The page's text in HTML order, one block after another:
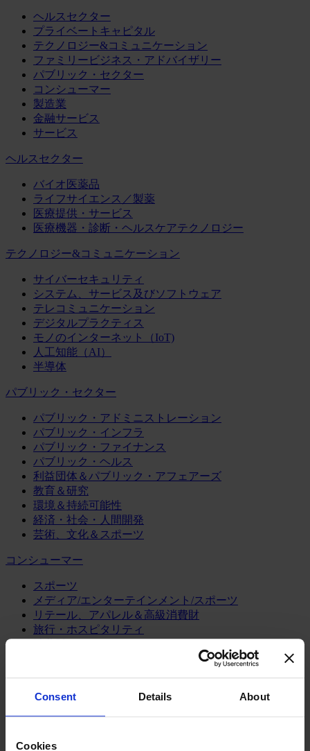
Consent Details About
Cookies
ヘルスセクター
プライベートキャピタル
テクノロジー&コミュニケーション
ファミリービジネス・アドバイザリー
パブリック・セクター
コンシューマー
製造業
金融サービス
サービス
ヘルスセクター
バイオ医薬品
ライフサイエンス／製薬
医療提供・サービス
医療機器・診断・ヘルスケアテクノロジー
テクノロジー&コミュニケーション
サイバーセキュリティ
システム、サービス及びソフトウェア
テレコミュニケーション
デジタルプラクティス
モノのインターネット（IoT)
人工知能（AI）
半導体
パブリック・セクター
パブリック・アドミニストレーション
パブリック・インフラ
パブリック・ファイナンス
パブリック・ヘルス
利益団体＆パブリック・アフェアーズ
教育＆研究
環境＆持続可能性
経済・社会・人間開発
芸術、文化＆スポーツ
コンシューマー
スポーツ
メディア/エンターテインメント/スポーツ
リテール、アパレル＆高級消費財
旅行・ホスピタリティ
エネルギー